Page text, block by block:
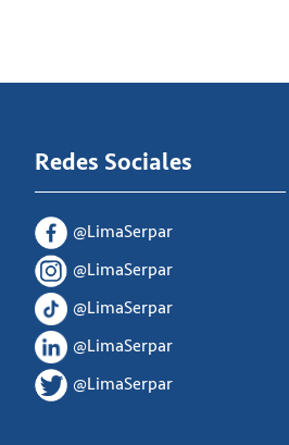
Redes Sociales
@LimaSerpar
@LimaSerpar
@LimaSerpar
@LimaSerpar
@LimaSerpar